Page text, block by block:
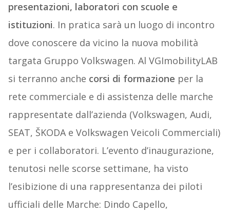
presentazioni, laboratori con scuole e
istituzioni. In pratica sarà un luogo di incontro
dove conoscere da vicino la nuova mobilità
targata Gruppo Volkswagen. Al VGImobilityLAB
si terranno anche corsi di formazione per la
rete commerciale e di assistenza delle marche
rappresentate dall’azienda (Volkswagen, Audi,
SEAT, ŠKODA e Volkswagen Veicoli Commerciali)
e per i collaboratori. L’evento d’inaugurazione,
tenutosi nelle scorse settimane, ha visto
l’esibizione di una rappresentanza dei piloti
ufficiali delle Marche: Dindo Capello,